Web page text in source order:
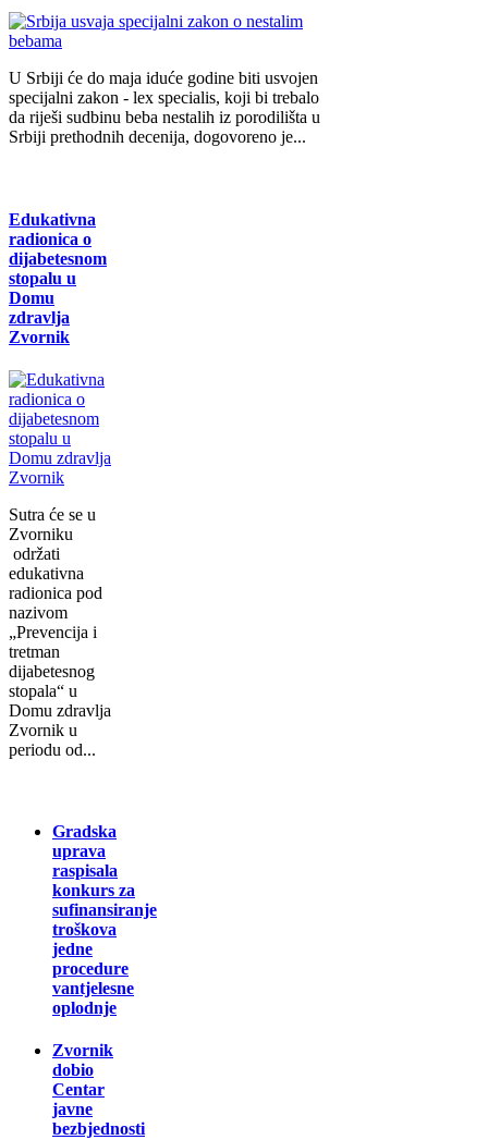
U Srbiji će do maja iduće godine biti usvojen
specijalni zakon - lex specialis, koji bi trebalo
da riješi sudbinu beba nestalih iz porodilišta u
Srbiji prethodnih decenija, dogovoreno je...
Edukativna
radionica o
dijabetesnom
stopalu u
Domu
zdravlja
Zvornik
Sutra će se u
Zvorniku
održati
еdukаtivna
radionica pоd
nаzivоm
„Prеvеnciја i
trеtmаn
diјаbеtеsnоg
stоpаlа“ u
Dоmu zdrаvlја
Zvоrnik u
pеriоdu оd...
Gradska
uprava
raspisala
konkurs za
sufinansiranje
troškova
jedne
procedure
vantjelesne
oplodnje
Zvornik
dobio
Centar
javne
bezbjednosti